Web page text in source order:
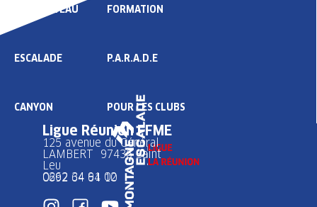
HAUT NIVEAU
ESCALADE
CANYON
FORMATION
P.A.R.A.D.E
POUR LES CLUBS
Ligue Réunion FFME
125 avenue du Général
LAMBERT 97436 Saint
Leu
0262 34 91 02
0692 64 64 10